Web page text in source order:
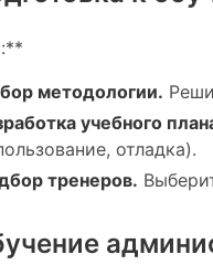
методологии.
учебного
отладка).
тренеров.